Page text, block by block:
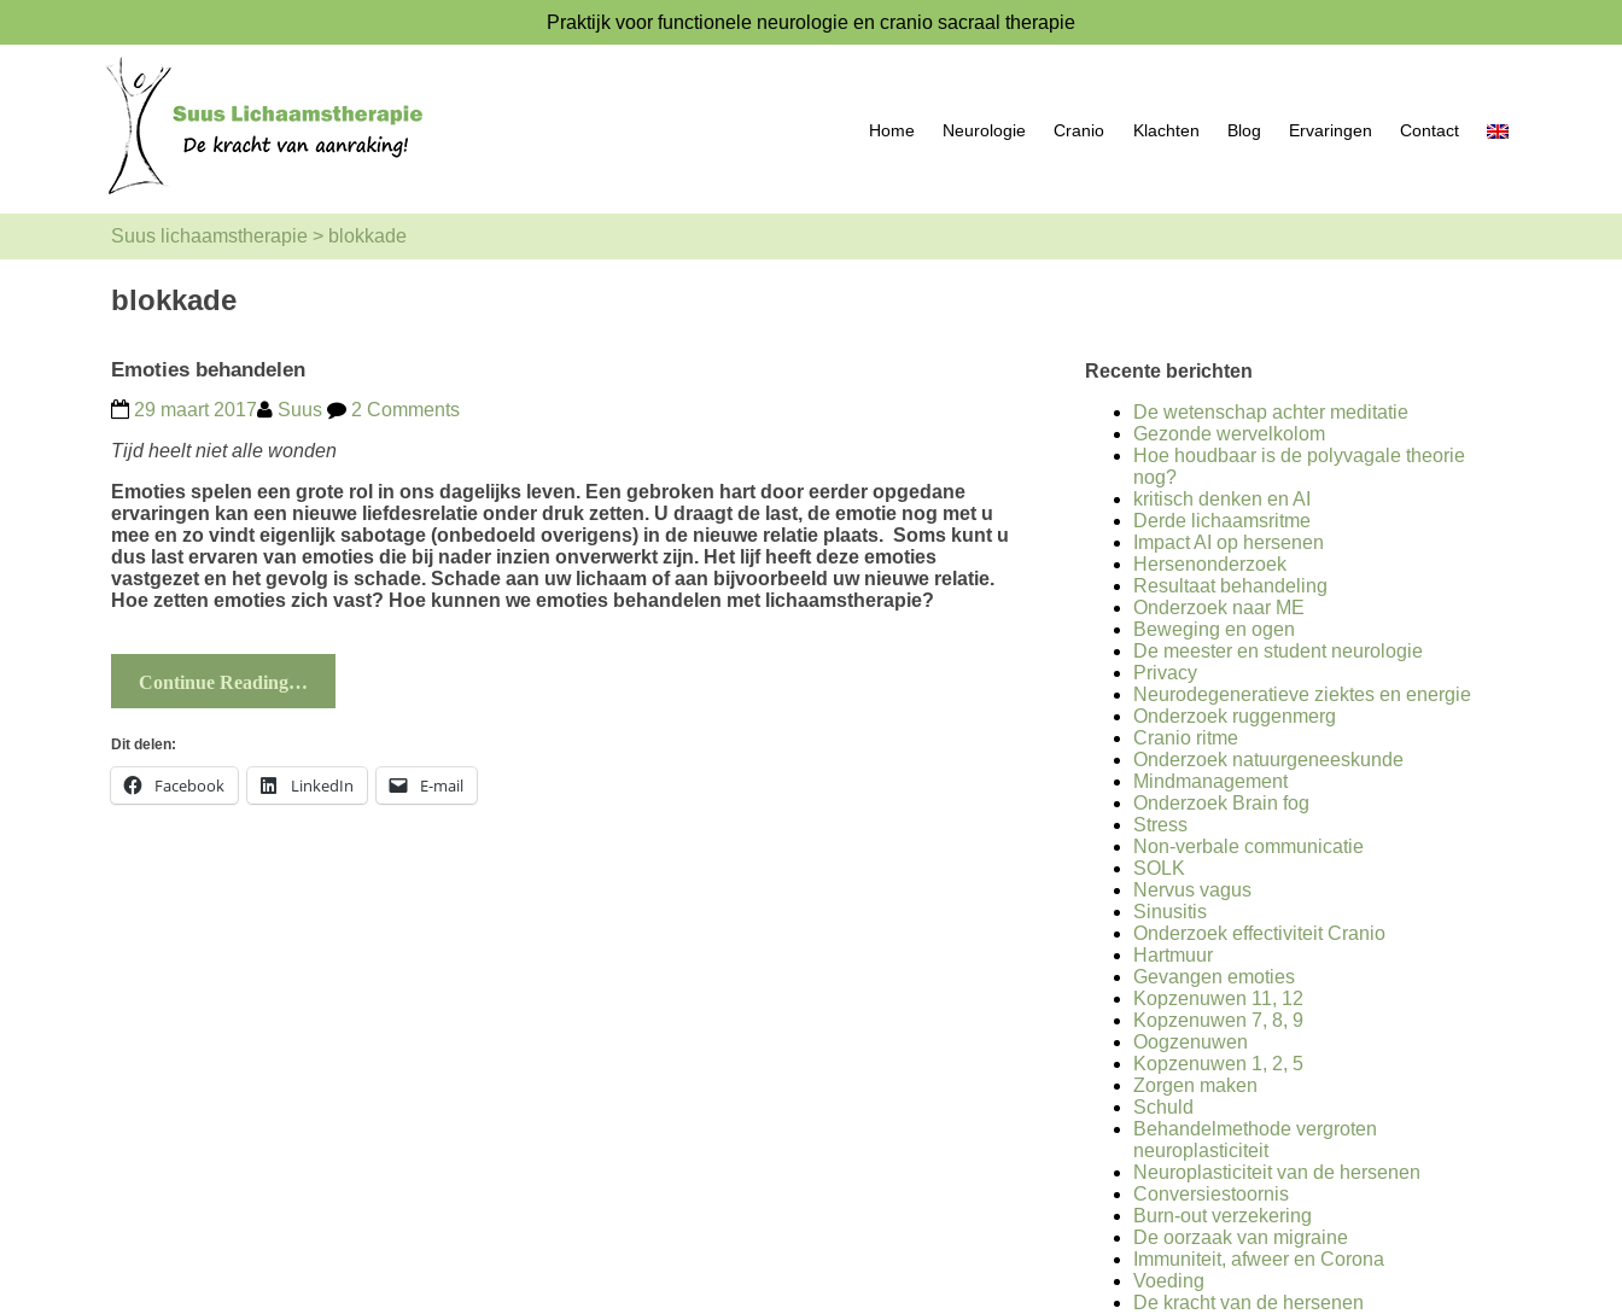
Praktijk voor functionele neurologie en cranio sacraal therapie
Home Neurologie Cranio Klachten Blog Ervaringen Contact
Suus lichaamstherapie > blokkade
blokkade
Emoties behandelen
29 maart 2017 Suus
2 Comments
Tijd heelt niet alle wonden
Emoties spelen een grote rol in ons dagelijks leven. Een gebroken hart door eerder opgedane
ervaringen kan een nieuwe liefdesrelatie onder druk zetten. U draagt de last, de emotie nog met u
mee en zo vindt eigenlijk sabotage (onbedoeld overigens) in de nieuwe relatie plaats. Soms kunt u
dus last ervaren van emoties die bij nader inzien onverwerkt zijn. Het lijf heeft deze emoties
vastgezet en het gevolg is schade. Schade aan uw lichaam of aan bijvoorbeeld uw nieuwe relatie.
Hoe zetten emoties zich vast? Hoe kunnen we emoties behandelen met lichaamstherapie?
Continue Reading…
Dit delen:
Facebook LinkedIn E-mail
Recente berichten
De wetenschap achter meditatie
Gezonde wervelkolom
Hoe houdbaar is de polyvagale theorie
nog?
kritisch denken en AI
Derde lichaamsritme
Impact AI op hersenen
Hersenonderzoek
Resultaat behandeling
Onderzoek naar ME
Beweging en ogen
De meester en student neurologie
Privacy
Neurodegeneratieve ziektes en energie
Onderzoek ruggenmerg
Cranio ritme
Onderzoek natuurgeneeskunde
Mindmanagement
Onderzoek Brain fog
Stress
Non-verbale communicatie
SOLK
Nervus vagus
Sinusitis
Onderzoek effectiviteit Cranio
Hartmuur
Gevangen emoties
Kopzenuwen 11, 12
Kopzenuwen 7, 8, 9
Oogzenuwen
Kopzenuwen 1, 2, 5
Zorgen maken
Schuld
Behandelmethode vergroten
neuroplasticiteit
Neuroplasticiteit van de hersenen
Conversiestoornis
Burn-out verzekering
De oorzaak van migraine
Immuniteit, afweer en Corona
Voeding
De kracht van de hersenen